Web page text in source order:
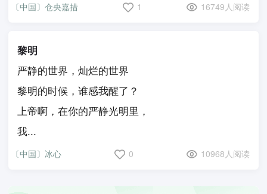
〔中国〕仓央嘉措 1 16749人阅读
黎明
严静的世界，灿烂的世界
黎明的时候，谁感我醒了？
上帝啊，在你的严静光明里，
我...
〔中国〕冰心 0 10968人阅读